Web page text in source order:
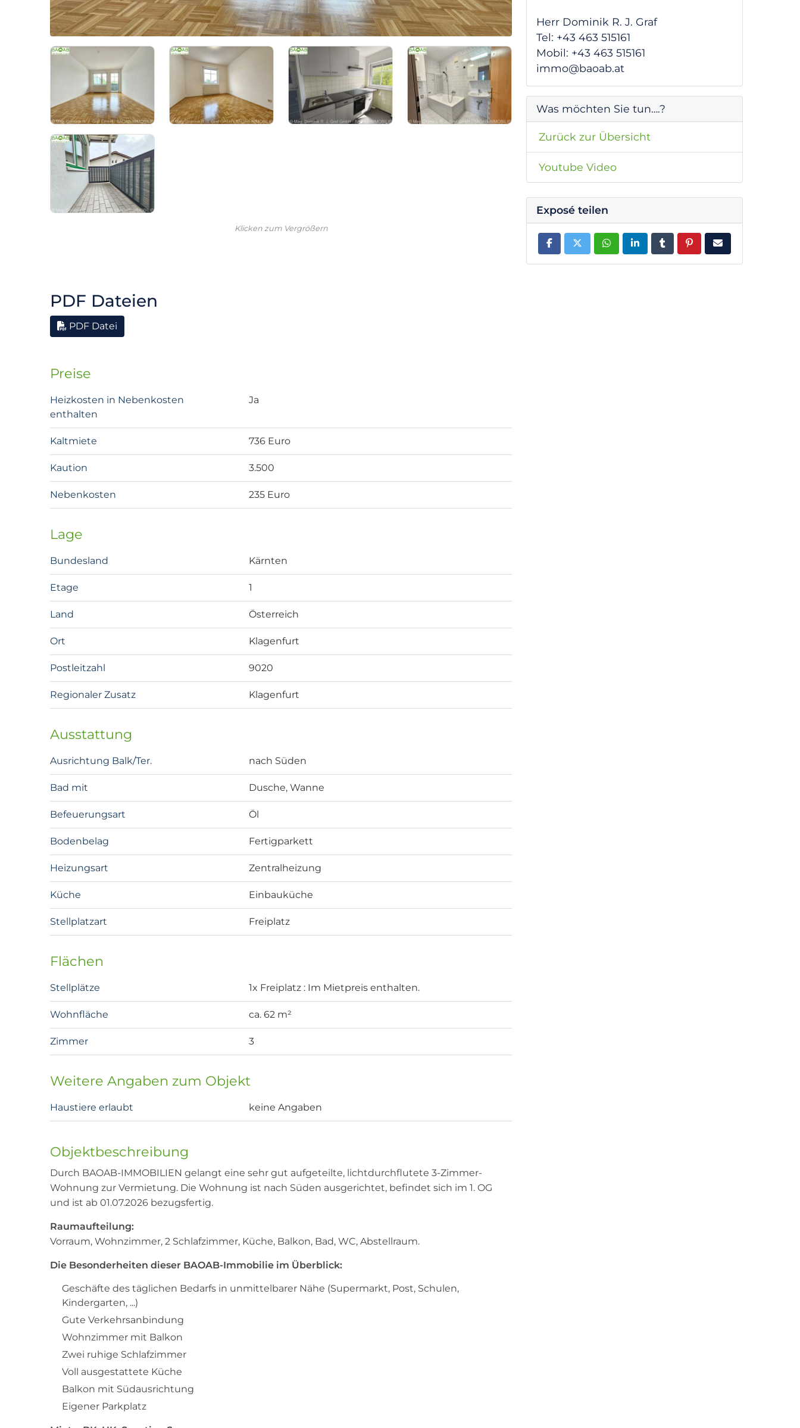
Klicken zum Vergrößern
PDF Dateien
PDF Datei
Preise
Heizkosten in Nebenkosten
enthalten
Ja
Kaltmiete 736 Euro
Kaution 3.500
Nebenkosten 235 Euro
Lage
Bundesland Kärnten
Etage 1
Land Österreich
Ort Klagenfurt
Postleitzahl 9020
Regionaler Zusatz Klagenfurt
Ausstattung
Ausrichtung Balk/Ter. nach Süden
Bad mit Dusche, Wanne
Befeuerungsart Öl
Bodenbelag Fertigparkett
Heizungsart Zentralheizung
Küche Einbauküche
Stellplatzart Freiplatz
Flächen
Stellplätze 1x Freiplatz : Im Mietpreis enthalten.
Wohnfläche ca. 62 m²
Zimmer 3
Weitere Angaben zum Objekt
Haustiere erlaubt keine Angaben
Objektbeschreibung
Durch BAOAB-IMMOBILIEN gelangt eine sehr gut aufgeteilte, lichtdurchflutete 3-Zimmer-
Wohnung zur Vermietung. Die Wohnung ist nach Süden ausgerichtet, befindet sich im 1. OG
und ist ab 01.07.2026 bezugsfertig.
Raumaufteilung:
Vorraum, Wohnzimmer, 2 Schlafzimmer, Küche, Balkon, Bad, WC, Abstellraum.
Die Besonderheiten dieser BAOAB-Immobilie im Überblick:
Geschäfte des täglichen Bedarfs in unmittelbarer Nähe (Supermarkt, Post, Schulen,
Kindergarten, ...)
Gute Verkehrsanbindung
Wohnzimmer mit Balkon
Zwei ruhige Schlafzimmer
Voll ausgestattete Küche
Balkon mit Südausrichtung
Eigener Parkplatz
Herr Dominik R. J. Graf
Tel: +43 463 515161
Mobil: +43 463 515161
immo@baoab.at
Was möchten Sie tun….?
Zurück zur Übersicht
Youtube Video
Exposé teilen